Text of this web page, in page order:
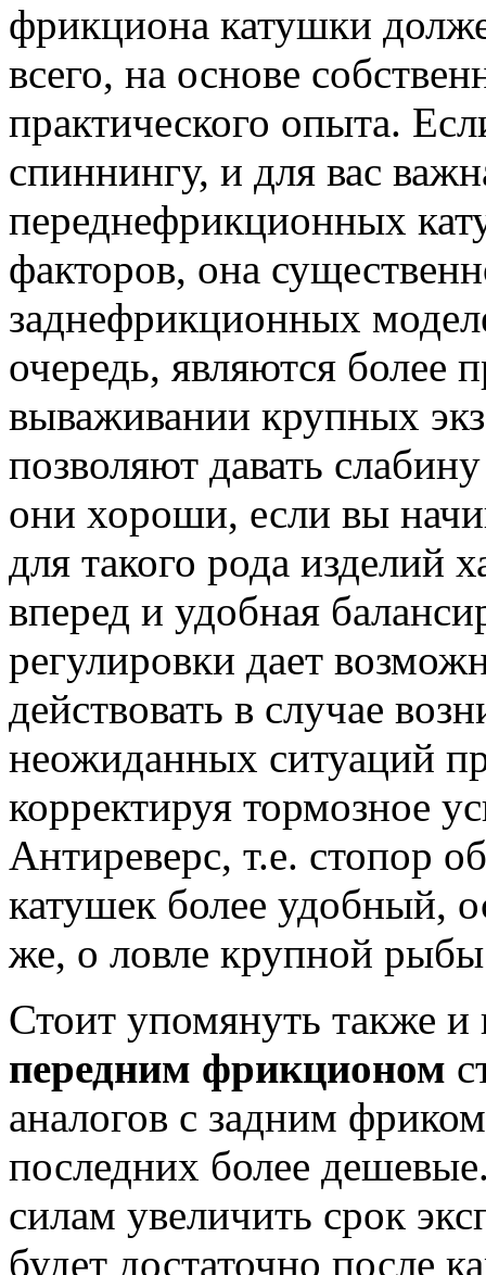
фрикциона катушки
всего, на основе
практического опыта.
спиннингу, и для вас
переднефрикционных
факторов, она
заднефрикционных
очередь, являются более
вываживании крупных
позволяют давать
они хороши, если вы
для такого рода изделий
вперед и удобная
регулировки дает
действовать в случае
неожиданных ситуаций
корректируя тормозное
Антиреверс, т.е. стопор
катушек более удобный,
же, о ловле крупной
Стоит упомянуть также
передним фрикционом
аналогов с задним
последних более
силам увеличить срок
будет достаточно после